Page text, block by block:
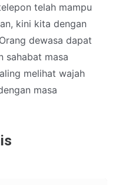
telah mampu
kini kita dengan
dewasa dapat
sahabat masa
melihat wajah
masa